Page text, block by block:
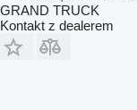
GRAND TRUCK
Kontakt z dealerem